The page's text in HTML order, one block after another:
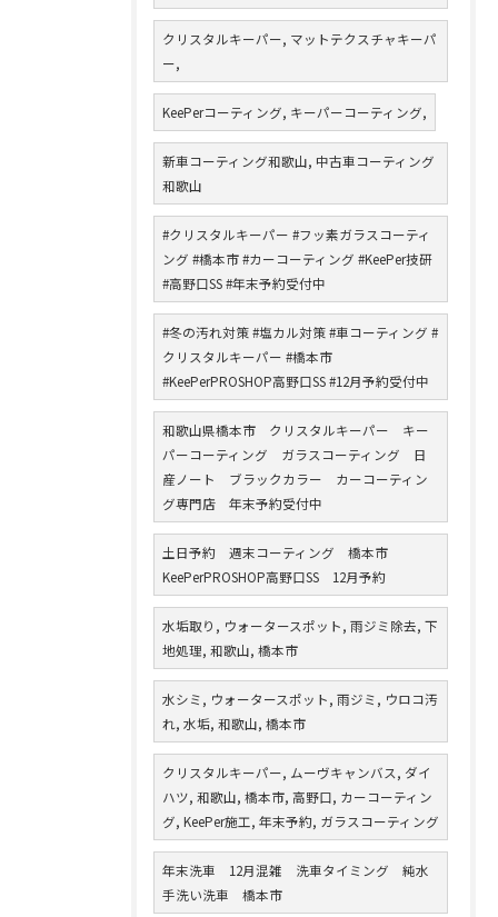
クリスタルキーパー, マットテクスチャキーパ
ー,
KeePerコーティング, キーパーコーティング,
新車コーティング和歌山, 中古車コーティング
和歌山
#クリスタルキーパー #フッ素ガラスコーティ
ング #橋本市 #カーコーティング #KeePer技研
#高野口SS #年末予約受付中
#冬の汚れ対策 #塩カル対策 #車コーティング #
クリスタルキーパー #橋本市
#KeePerPROSHOP高野口SS #12月予約受付中
和歌山県橋本市 クリスタルキーパー キー
パーコーティング ガラスコーティング 日
産ノート ブラックカラー カーコーティン
グ専門店 年末予約受付中
土日予約 週末コーティング 橋本市
KeePerPROSHOP高野口SS 12月予約
水垢取り, ウォータースポット, 雨ジミ除去, 下
地処理, 和歌山, 橋本市
水シミ, ウォータースポット, 雨ジミ, ウロコ汚
れ, 水垢, 和歌山, 橋本市
クリスタルキーパー, ムーヴキャンバス, ダイ
ハツ, 和歌山, 橋本市, 高野口, カーコーティン
グ, KeePer施工, 年末予約, ガラスコーティング
年末洗車 12月混雑 洗車タイミング 純水
手洗い洗車 橋本市